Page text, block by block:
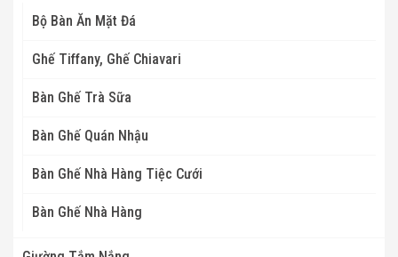
Bộ Bàn Ăn Mặt Đá
Ghế Tiffany, Ghế Chiavari
Bàn Ghế Trà Sữa
Bàn Ghế Quán Nhậu
Bàn Ghế Nhà Hàng Tiệc Cưới
Bàn Ghế Nhà Hàng